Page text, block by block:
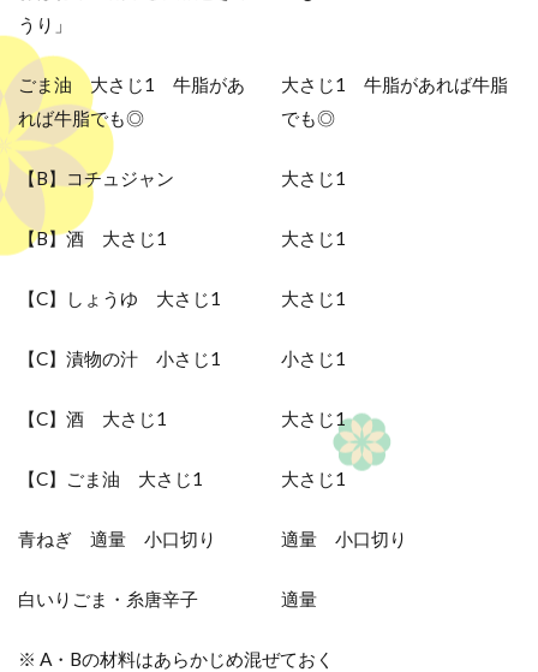
うり」
ごま油 大さじ1 牛脂があ
れば牛脂でも◎
大さじ1 牛脂があれば牛脂
でも◎
【B】コチュジャン 大さじ1
【B】酒 大さじ1 大さじ1
【C】しょうゆ 大さじ1 大さじ1
【C】漬物の汁 小さじ1 小さじ1
【C】酒 大さじ1 大さじ1
【C】ごま油 大さじ1 大さじ1
青ねぎ 適量 小口切り 適量 小口切り
白いりごま・糸唐辛子 適量
※ A・Bの材料はあらかじめ混ぜておく